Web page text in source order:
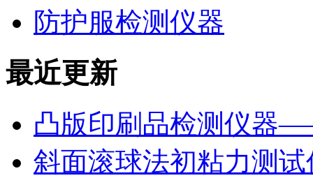
防护服检测仪器
最近更新
凸版印刷品检测仪器
斜面滚球法初粘力测